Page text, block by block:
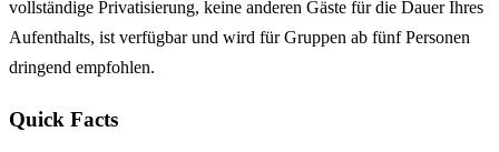
vollständige Privatisierung, keine anderen Gäste für die Dauer Ihres
Aufenthalts, ist verfügbar und wird für Gruppen ab fünf Personen
dringend empfohlen.
Quick Facts